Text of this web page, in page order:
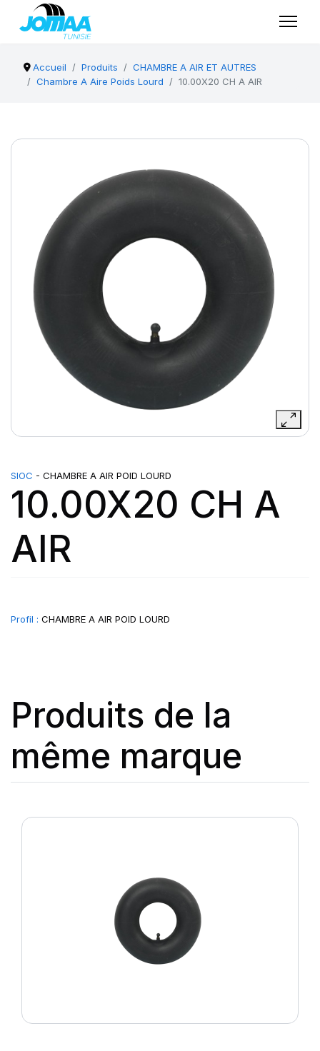
Accueil Produits
CHAMBRE A AIR ET AUTRES
Chambre A Aire Poids Lourd
10.00X20 CH A AIR
SIOC - CHAMBRE A AIR POID LOURD
10.00X20 CH A
AIR
Profil : CHAMBRE A AIR POID LOURD
Produits de la
même marque